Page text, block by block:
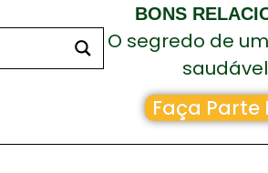
BONS
O segredo de
Faça Parte